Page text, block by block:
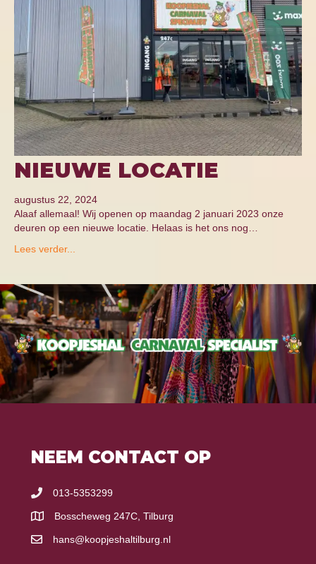
NIEUWE LOCATIE
augustus 22, 2024
Alaaf allemaal! Wij openen op maandag 2 januari 2023 onze
deuren op een nieuwe locatie. Helaas is het ons nog…
Lees verder...
NEEM CONTACT OP
013-5353299
Bosscheweg 247C, Tilburg
hans@koopjeshaltilburg.nl